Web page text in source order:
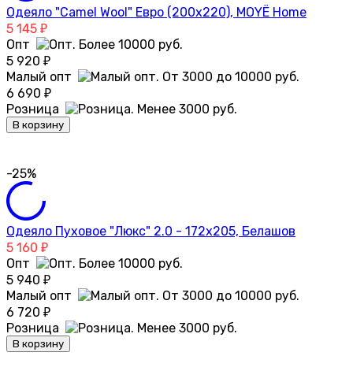
Одеяло "Camel Wool" Евро (200х220), MOYЁ Home
5 145 ₽
Опт
5 920 ₽
Малый опт
6 690 ₽
Розница
В корзину
-25%
Одеяло Пуховое "Люкс" 2.0 - 172х205, Белашов
5 160 ₽
Опт
5 940 ₽
Малый опт
6 720 ₽
Розница
В корзину